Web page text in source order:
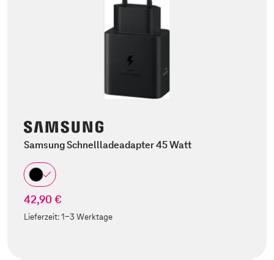
Samsung Schnellladeadapter 45 Watt
42,90 €
Lieferzeit:1-3 Werktage